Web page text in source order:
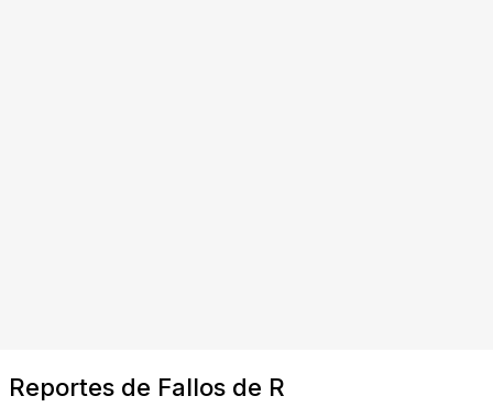
Reportes de Fallos de R